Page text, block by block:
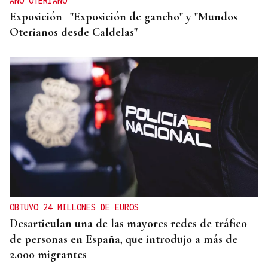
Exposición | "Exposición de gancho" y "Mundos
Oterianos desde Caldelas"
OBTUVO 24 MILLONES DE EUROS
Desarticulan una de las mayores redes de tráfico
de personas en España, que introdujo a más de
2.000 migrantes